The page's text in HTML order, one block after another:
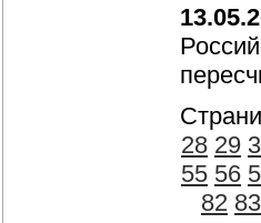
28 29
55 56
82 83